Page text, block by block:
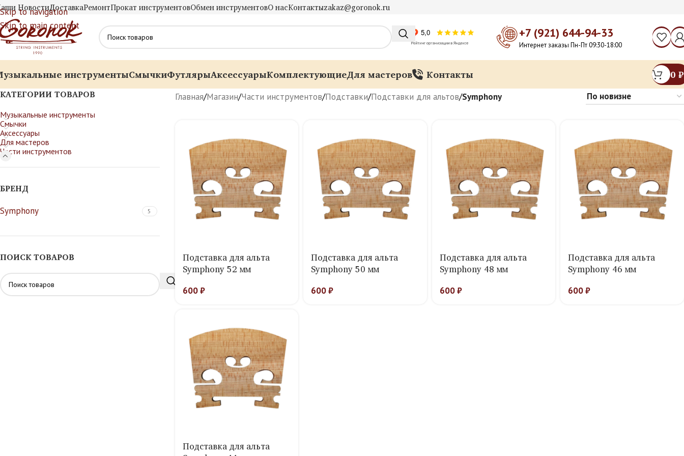
Skip to navigation
Skip to main content
НовостиДоставкаРемонтПрокат инструментовОбмен инструментовО насКонтактыzakaz@goronok.ru
+7 (921) 644-94-33
Интернет заказы Пн-Пт 09:30-18:00
инструментыСмычкиФутлярыАксессуарыКомплектующиеДля мастеров Контакты 0 ₽
КАТЕГОРИИ ТОВАРОВ
Музыкальные инструменты
Смычки
Аксессуары
Для мастеров
Части инструментов
БРЕНД
Symphony 5
ПОИСК ТОВАРОВ
Главная/Магазин/Части инструментов/Подставки/Подставки для альтов/Symphony
Подставка для альта
Symphony 52 мм
600₽
Подставка для альта
Symphony 50 мм
600₽
Подставка для альта
Symphony 48 мм
600₽
Подставка для альта
Symphony 46 мм
600₽
Подставка для альта